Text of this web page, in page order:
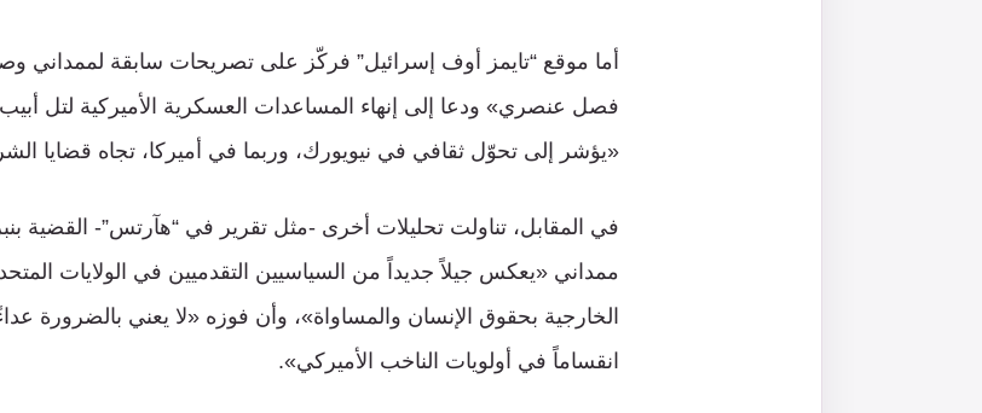
أما موقع “تايمز أوف إسرائيل” فركّز على تصريحات سابقة لممداني
فصل عنصري» ودعا إلى إنهاء المساعدات العسكرية الأميركية لتل أبيب.
«يؤشر إلى تحوّل ثقافي في نيويورك، وربما في أميركا، تجاه قضايا
في المقابل، تناولت تحليلات أخرى -مثل تقرير في “هآرتس”- القضية
ممداني «يعكس جيلاً جديداً من السياسيين التقدميين في الولايات
الخارجية بحقوق الإنسان والمساواة»، وأن فوزه «لا يعني بالضرورة
انقساماً في أولويات الناخب الأميركي».